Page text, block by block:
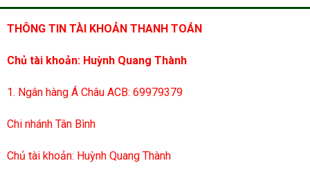
THÔNG TIN TÀI KHOẢN THANH TOÁN
Chủ tài khoản: Huỳnh Quang Thành
1. Ngân hàng Á Châu ACB: 69979379
Chi nhánh Tân Bình
Chủ tài khoản: Huỳnh Quang Thành